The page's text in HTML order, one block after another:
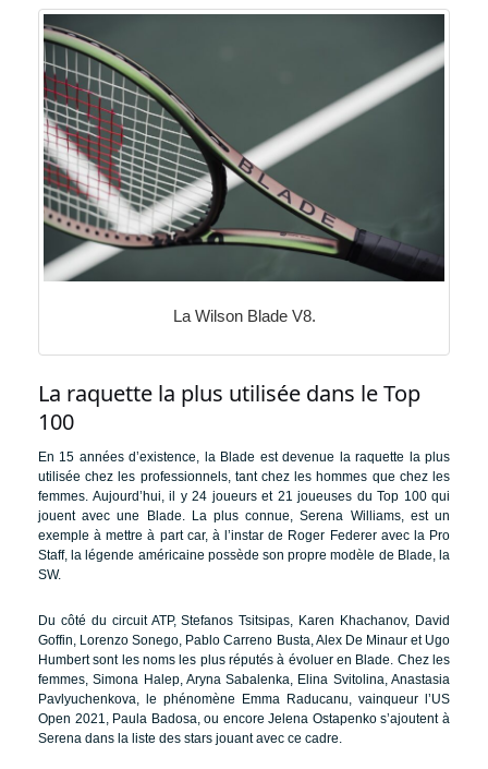
La Wilson Blade V8.
La raquette la plus utilisée dans le Top
100
En 15 années d’existence, la Blade est devenue la raquette la plus
utilisée chez les professionnels, tant chez les hommes que chez les
femmes. Aujourd’hui, il y 24 joueurs et 21 joueuses du Top 100 qui
jouent avec une Blade. La plus connue, Serena Williams, est un
exemple à mettre à part car, à l’instar de Roger Federer avec la Pro
Staff, la légende américaine possède son propre modèle de Blade, la
SW.
Du côté du circuit ATP, Stefanos Tsitsipas, Karen Khachanov, David
Goffin, Lorenzo Sonego, Pablo Carreno Busta, Alex De Minaur et Ugo
Humbert sont les noms les plus réputés à évoluer en Blade. Chez les
femmes, Simona Halep, Aryna Sabalenka, Elina Svitolina, Anastasia
Pavlyuchenkova, le phénomène Emma Raducanu, vainqueur l’US
Open 2021, Paula Badosa, ou encore Jelena Ostapenko s’ajoutent à
Serena dans la liste des stars jouant avec ce cadre.